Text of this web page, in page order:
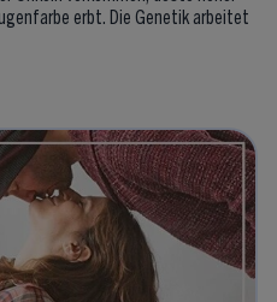
erbt. Die Genetik arbeitet